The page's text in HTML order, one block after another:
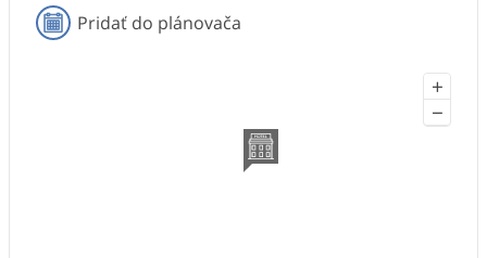
Pridať do plánovača
+
−